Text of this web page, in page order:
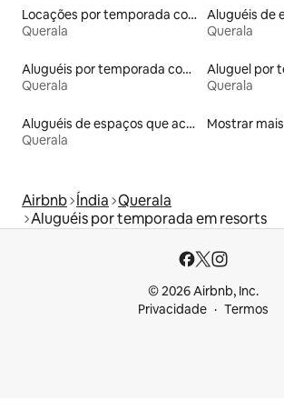
Locações por temporada com piscina
Querala
Querala
Aluguéis por temporada com café da manhã
Querala
Querala
Aluguéis de espaços que aceitam animais de estimação
Querala
Mostrar mais
Airbnb Índia Querala
Aluguéis por temporada em resorts
© 2026 Airbnb, Inc.
Privacidade
Termos